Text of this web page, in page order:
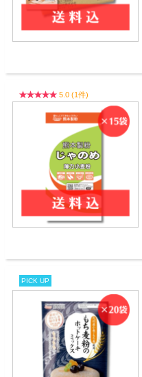
5.0 (1件)
PICK UP